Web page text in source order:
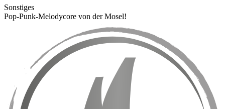
Sonstiges
Pop-Punk-Melodycore von der Mosel!